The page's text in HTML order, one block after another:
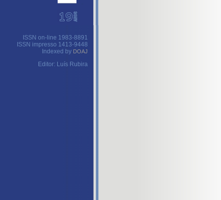
ISSN on-line 1983-8891
ISSN impresso 1413-9448
Indexed by DOAJ
Editor: Luís Rubira